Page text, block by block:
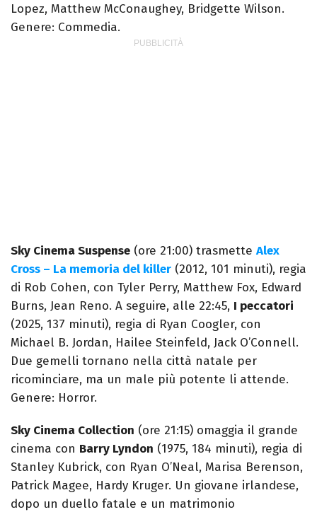
Lopez, Matthew McConaughey, Bridgette Wilson.
Genere: Commedia.
Sky Cinema Suspense (ore 21:00) trasmette Alex
Cross – La memoria del killer (2012, 101 minuti), regia
di Rob Cohen, con Tyler Perry, Matthew Fox, Edward
Burns, Jean Reno. A seguire, alle 22:45, I peccatori
(2025, 137 minuti), regia di Ryan Coogler, con
Michael B. Jordan, Hailee Steinfeld, Jack O’Connell.
Due gemelli tornano nella città natale per
ricominciare, ma un male più potente li attende.
Genere: Horror.
Sky Cinema Collection (ore 21:15) omaggia il grande
cinema con Barry Lyndon (1975, 184 minuti), regia di
Stanley Kubrick, con Ryan O’Neal, Marisa Berenson,
Patrick Magee, Hardy Kruger. Un giovane irlandese,
dopo un duello fatale e un matrimonio